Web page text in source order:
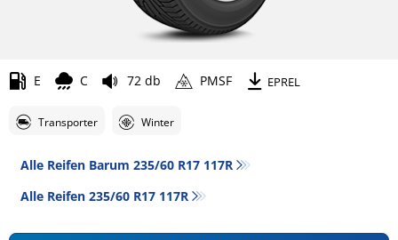
E C 72 db PMSF EPREL
Transporter Winter
Alle Reifen Barum 235/60 R17 117R
Alle Reifen‎ 235/60 R17 117R